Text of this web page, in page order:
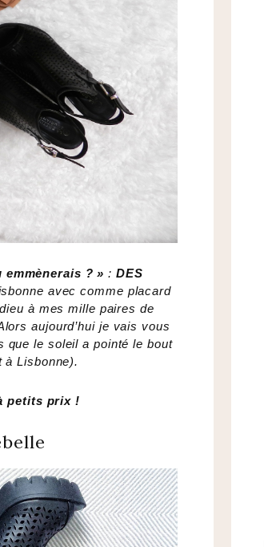
? » :DES
avec comme placard
à mes mille paires de
aujourd’hui je vais vous
que le soleil a pointé le bout
à Lisbonne).
petits prix !